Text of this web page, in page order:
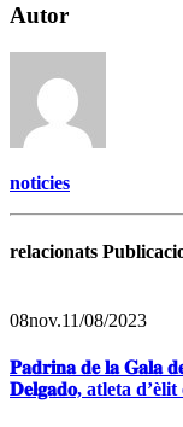
Autor
noticies
relacionats
08nov.11/08/2023
𝐏𝐚𝐝𝐫𝐢𝐧𝐚 𝐝𝐞 𝐥𝐚 𝐆𝐚𝐥𝐚
𝐃𝐞𝐥𝐠𝐚𝐝𝐨, atleta